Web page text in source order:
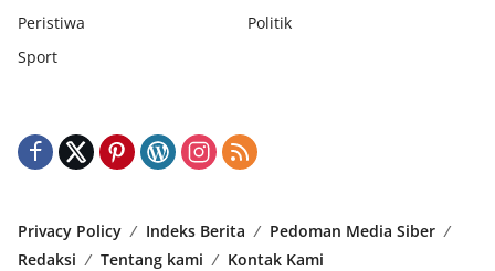
Peristiwa
Politik
Sport
Privacy Policy Indeks Berita
Pedoman Media Siber
Redaksi
Tentang kami Kontak Kami